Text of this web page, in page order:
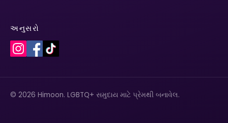
અનુસરો
© 2026 Himoon. LGBTQ+ સમુદાય માટે પ્રેમથી બનાવેલ.